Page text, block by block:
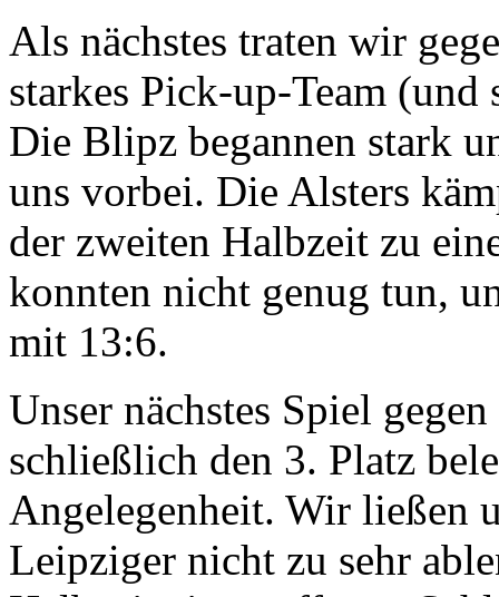
Als nächstes traten wir
starkes Pick-up-Team (und
Die Blipz begannen stark
uns vorbei. Die Alsters
der zweiten Halbzeit zu
konnten nicht genug tun,
mit 13:6.
Unser nächstes Spiel
schließlich den 3. Platz
Angelegenheit. Wir ließen
Leipziger nicht zu sehr